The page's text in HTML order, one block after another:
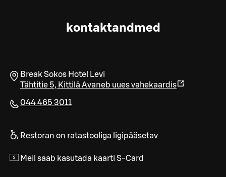
kontaktandmed
Break Sokos Hotel Levi
Tähtitie 5, Kittilä Avaneb uues vahekaardis
044 465 3011
Restoran on ratastooliga ligipääsetav
Meil saab kasutada kaarti S-Card